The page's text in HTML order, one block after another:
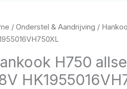
/ Onderstel & Aandrijving /
H750